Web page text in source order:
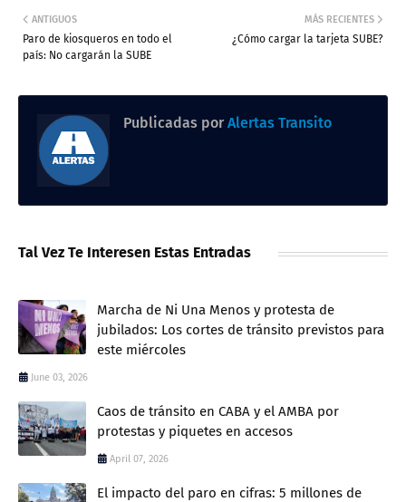
MÁS RECIENTES
¿Cómo cargar la tarjeta SUBE?
ANTIGUOS
Paro de kiosqueros en todo el
país: No cargarán la SUBE
Publicadas por Alertas Transito
Tal Vez Te Interesen Estas Entradas
Marcha de Ni Una Menos y protesta de
jubilados: Los cortes de tránsito previstos para
este miércoles
June 03, 2026
Caos de tránsito en CABA y el AMBA por
protestas y piquetes en accesos
April 07, 2026
El impacto del paro en cifras: 5 millones de